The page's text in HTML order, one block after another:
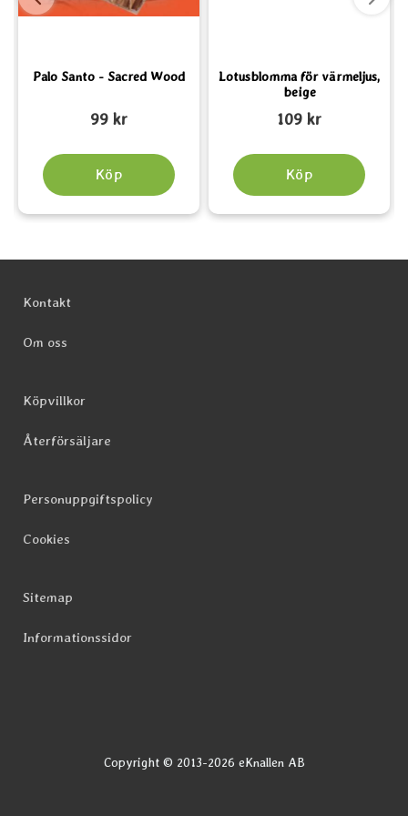
Palo Santo - Sacred Wood
Art. nr 405999 kr
Köp
Lotusblomma för värmeljus,
beige
Art. nr 5530109 kr
Köp
Kontakt
Om oss
Köpvillkor
Återförsäljare
Personuppgiftspolicy
Cookies
Sitemap
Informationssidor
Copyright © 2013-2026 eKnallen AB